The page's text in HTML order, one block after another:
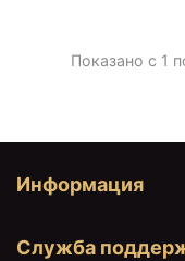
Показано с 1
Информация
Служба